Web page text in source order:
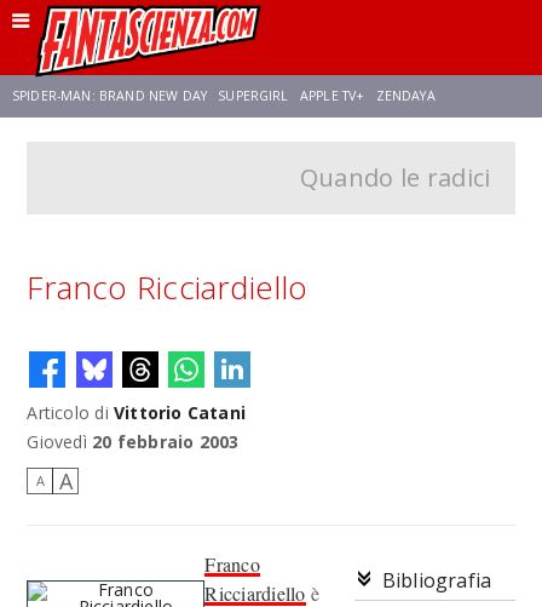
SPIDER-MAN: BRAND NEW DAY SUPERGIRL APPLE TV+ ZENDAYA
AVENGERS: DOOMSDAY STAR TREK NETFLIX
Quando le radici
Franco Ricciardiello
Articolo di Vittorio Catani
Giovedì 20 febbraio 2003
A A
Bibliografia
Franco
Ricciardiello è